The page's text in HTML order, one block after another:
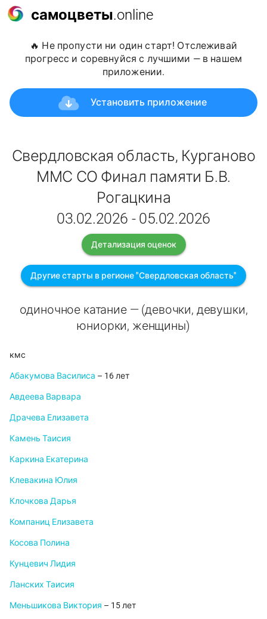
самоцветы.online
🔥 Не пропусти ни один старт! Отслеживай
прогресс и соревнуйся с лучшими — в нашем
приложении.
Установить приложение
Свердловская область, Курганово
ММС СО Финал памяти Б.В.
Рогацкина
03.02.2026 - 05.02.2026
Детализация оценок
Другие старты в регионе "Свердловская область"
одиночное катание — (девочки, девушки,
юниорки, женщины)
кмс
Абакумова Василиса – 16 лет
Авдеева Варвара
Драчева Елизавета
Камень Таисия
Каркина Екатерина
Клевакина Юлия
Клочкова Дарья
Компаниц Елизавета
Косова Полина
Кунцевич Лидия
Ланских Таисия
Меньшикова Виктория – 15 лет